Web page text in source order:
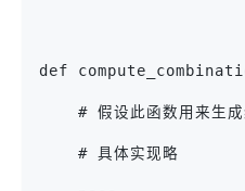
def
# 假设此函数用来生成
    # 具体实现略